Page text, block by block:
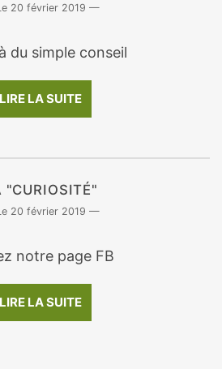
20 février 2019
du simple conseil
LIRE LA SUITE
"CURIOSITÉ"
20 février 2019
notre page FB
LIRE LA SUITE